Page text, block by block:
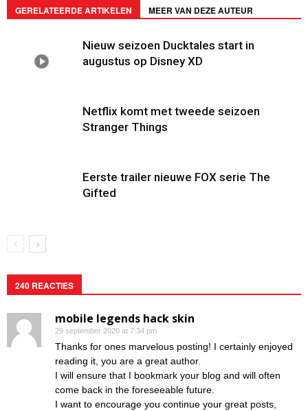
GERELATEERDE ARTIKELEN MEER VAN DEZE AUTEUR
Nieuw seizoen Ducktales start in
augustus op Disney XD
Netflix komt met tweede seizoen
Stranger Things
Eerste trailer nieuwe FOX serie The
Gifted
240 REACTIES
mobile legends hack skin
29 september 2020 at 7:34 pm
Thanks for ones marvelous posting! I certainly enjoyed
reading it, you are a great author.
I will ensure that I bookmark your blog and will often
come back in the foreseeable future.
I want to encourage you continue your great posts,